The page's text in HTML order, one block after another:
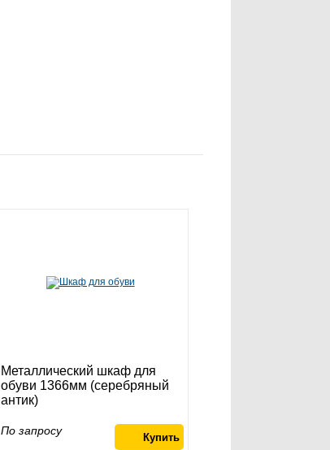
Металлический шкаф для
обуви 1366мм (серебряный
антик)
По запросу